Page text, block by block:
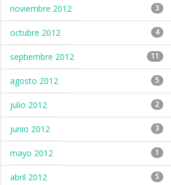
noviembre 2012 3
octubre 2012 4
septiembre 2012 11
agosto 2012 5
julio 2012 2
junio 2012 3
mayo 2012 1
abril 2012 5